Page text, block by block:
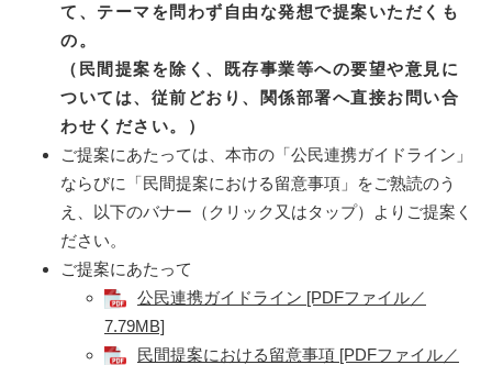
て、テーマを問わず自由な発想で提案いただくも
の。
（民間提案を除く、既存事業等への要望や意見に
ついては、従前どおり、関係部署へ直接お問い合
わせください。）
ご提案にあたっては、本市の「公民連携ガイドライン」
ならびに「民間提案における留意事項」をご熟読のう
え、以下のバナー（クリック又はタップ）よりご提案く
ださい。
ご提案にあたって
公民連携ガイドライン [PDFファイル／
7.79MB]
民間提案における留意事項 [PDFファイル／